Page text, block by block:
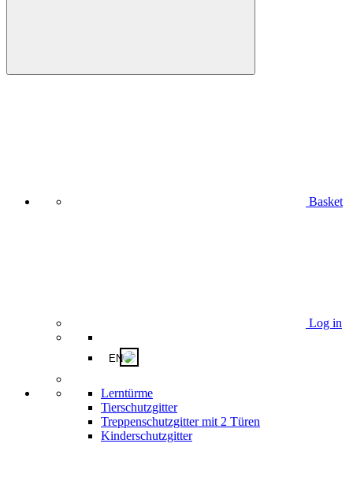
Basket
Log in
EN
Lerntürme
Tierschutzgitter
Treppenschutzgitter mit 2 Türen
Kinderschutzgitter